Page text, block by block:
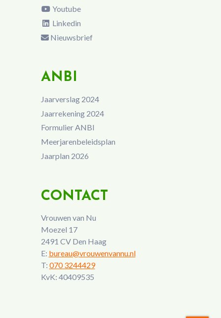
Youtube
Linkedin
Nieuwsbrief
ANBI
Jaarverslag 2024
Jaarrekening 2024
Formulier ANBI
Meerjarenbeleidsplan
Jaarplan 2026
CONTACT
Vrouwen van Nu
Moezel 17
2491 CV Den Haag
E: bureau@vrouwenvannu.nl
T: 070 3244429
KvK: 40409535